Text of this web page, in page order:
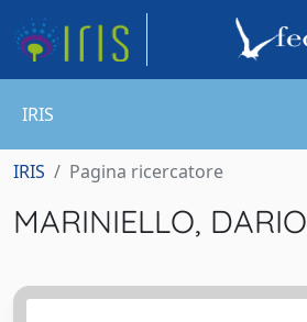
IRIS
IRIS Pagina ricercatore
MARINIELLO, DARIO